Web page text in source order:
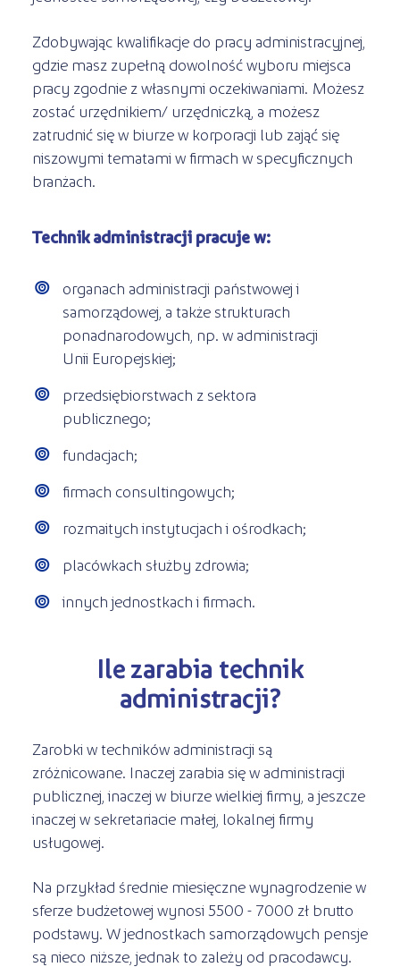
Zdobywając kwalifikacje do pracy administracyjnej,
gdzie masz zupełną dowolność wyboru miejsca
pracy zgodnie z własnymi oczekiwaniami. Możesz
zostać urzędnikiem/ urzędniczką, a możesz
zatrudnić się w biurze w korporacji lub zająć się
niszowymi tematami w firmach w specyficznych
branżach.
Technik administracji pracuje w:
organach administracji państwowej i
samorządowej, a także strukturach
ponadnarodowych, np. w administracji
Unii Europejskiej;
przedsiębiorstwach z sektora
publicznego;
fundacjach;
firmach consultingowych;
rozmaitych instytucjach i ośrodkach;
placówkach służby zdrowia;
innych jednostkach i firmach.
Ile zarabia technik
administracji?
Zarobki w techników administracji są
zróżnicowane. Inaczej zarabia się w administracji
publicznej, inaczej w biurze wielkiej firmy, a jeszcze
inaczej w sekretariacie małej, lokalnej firmy
usługowej.
Na przykład średnie miesięczne wynagrodzenie w
sferze budżetowej wynosi 5500 - 7000 zł brutto
podstawy. W jednostkach samorządowych pensje
są nieco niższe, jednak to zależy od pracodawcy.